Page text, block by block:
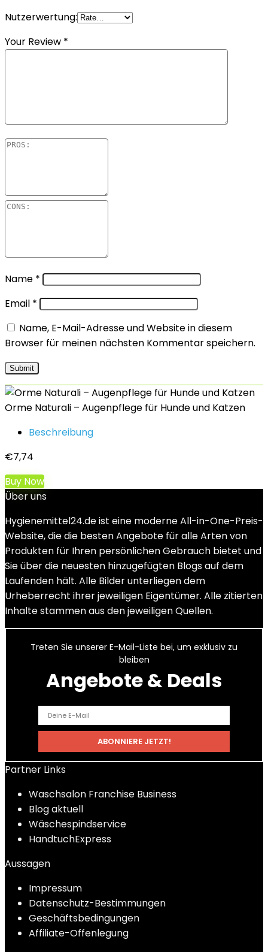
Nutzerwertung:
Your Review *
Name *
Email *
Name, E-Mail-Adresse und Website in diesem
Browser für meinen nächsten Kommentar speichern.
Orme Naturali – Augenpflege für Hunde und Katzen
Beschreibung
€7,74
Buy Now
Über uns
Hygienemittel24.de ist eine moderne All-in-One-Preis-
Website, die die besten Angebote für alle Arten von
Produkten für Ihren persönlichen Gebrauch bietet und
Sie über die neuesten hinzugefügten Blogs auf dem
Laufenden hält. Alle Bilder unterliegen dem
Urheberrecht ihrer jeweiligen Eigentümer. Alle zitierten
Inhalte stammen aus den jeweiligen Quellen.
Treten Sie unserer E-Mail-Liste bei, um exklusiv zu
bleiben
Angebote & Deals
Partner Links
Waschsalon Franchise Business
Blog aktuell
Wäschespindservice
HandtuchExpress
Aussagen
Impressum
Datenschutz-Bestimmungen
Geschäftsbedingungen
Affiliate-Offenlegung